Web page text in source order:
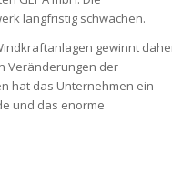
langfristig schwächen.
gewinnt
Veränderungen der
hat das Unternehmen ein
und das enorme